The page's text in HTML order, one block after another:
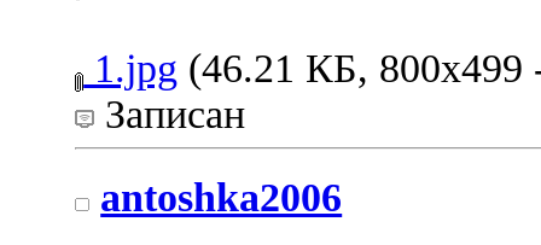
1.jpg (46.21 КБ, 800x499
Записан
antoshka2006